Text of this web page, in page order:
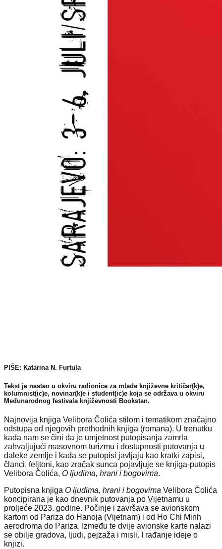
PIŠE: Katarina N. Furtula
Tekst je nastao u okviru radionice za mlade književne kritičar(k)e,
kolumnist(ic)e, novinar(k)e i student(ic)e koja se održava u okviru
Međunarodnog festivala književnosti Bookstan.
Najnovija knjiga Velibora Čolića stilom i tematikom značajno
odstupa od njegovih prethodnih knjiga (romana). U trenutku
kada nam se čini da je umjetnost putopisanja zamrla
zahvaljujući masovnom turizmu i dostupnosti putovanja u
daleke zemlje i kada se putopisi javljaju kao kratki zapisi,
članci, feljtoni, kao zračak sunca pojavljuje se knjiga-putopis
Velibora Čolića, O ljudima, hrani i bogovima.
Putopisna knjiga O ljudima, hrani i bogovima Velibora Čolića
koncipirana je kao dnevnik putovanja po Vijetnamu u
proljeće 2023. godine. Počinje i završava se avionskom
kartom od Pariza do Hanoja (Vijetnam) i od Ho Chi Minh
aerodroma do Pariza. Između te dvije avionske karte nalazi
se obilje gradova, ljudi, pejzaža i misli. I rađanje ideje o
knjizi.